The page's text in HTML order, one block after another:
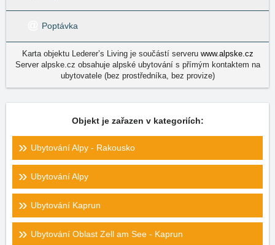
Poptávka
Karta objektu Lederer’s Living je součástí serveru www.alpske.cz
Server alpske.cz obsahuje alpské ubytování s přímým kontaktem na
ubytovatele (bez prostředníka, bez provize)
Objekt je zařazen v kategoriích:
Ubytování Alpy - Rakousko
Ubytování Alpy
Ubytování Kaprun
Ubytování Oblast Zell am See - Kaprun